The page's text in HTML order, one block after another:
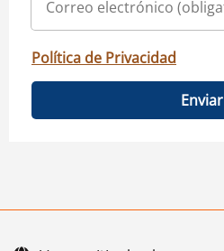
Política de Privacidad
Enviar